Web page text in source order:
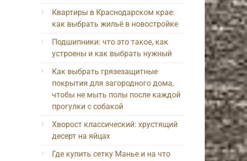
Квартиры в Краснодарском крае:
как выбрать жильё в новостройке
Подшипники: что это такое, как
устроены и как выбрать нужный
Как выбрать грязезащитные
покрытия для загородного дома,
чтобы не мыть полы после каждой
прогулки с собакой
Хворост классический: хрустящий
десерт на яйцах
Где купить сетку Манье и на что